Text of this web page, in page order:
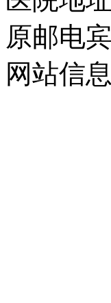
原邮电宾
网站信